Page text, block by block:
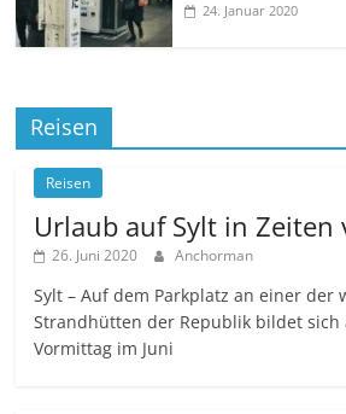
24. Januar 2020
Reisen
Reisen
Urlaub auf Sylt in Zeiten
26. Juni 2020 Anchorman
Sylt – Auf dem Parkplatz an einer der
Strandhütten der Republik bildet sich
Vormittag im Juni